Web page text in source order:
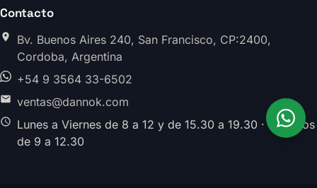
Contacto
Bv. Buenos Aires 240, San Francisco, CP:2400,
Cordoba, Argentina
+54 9 3564 33-6502
ventas@dannok.com
Lunes a Viernes de 8 a 12 y de 15.30 a 19.30 · Sabados
de 9 a 12.30